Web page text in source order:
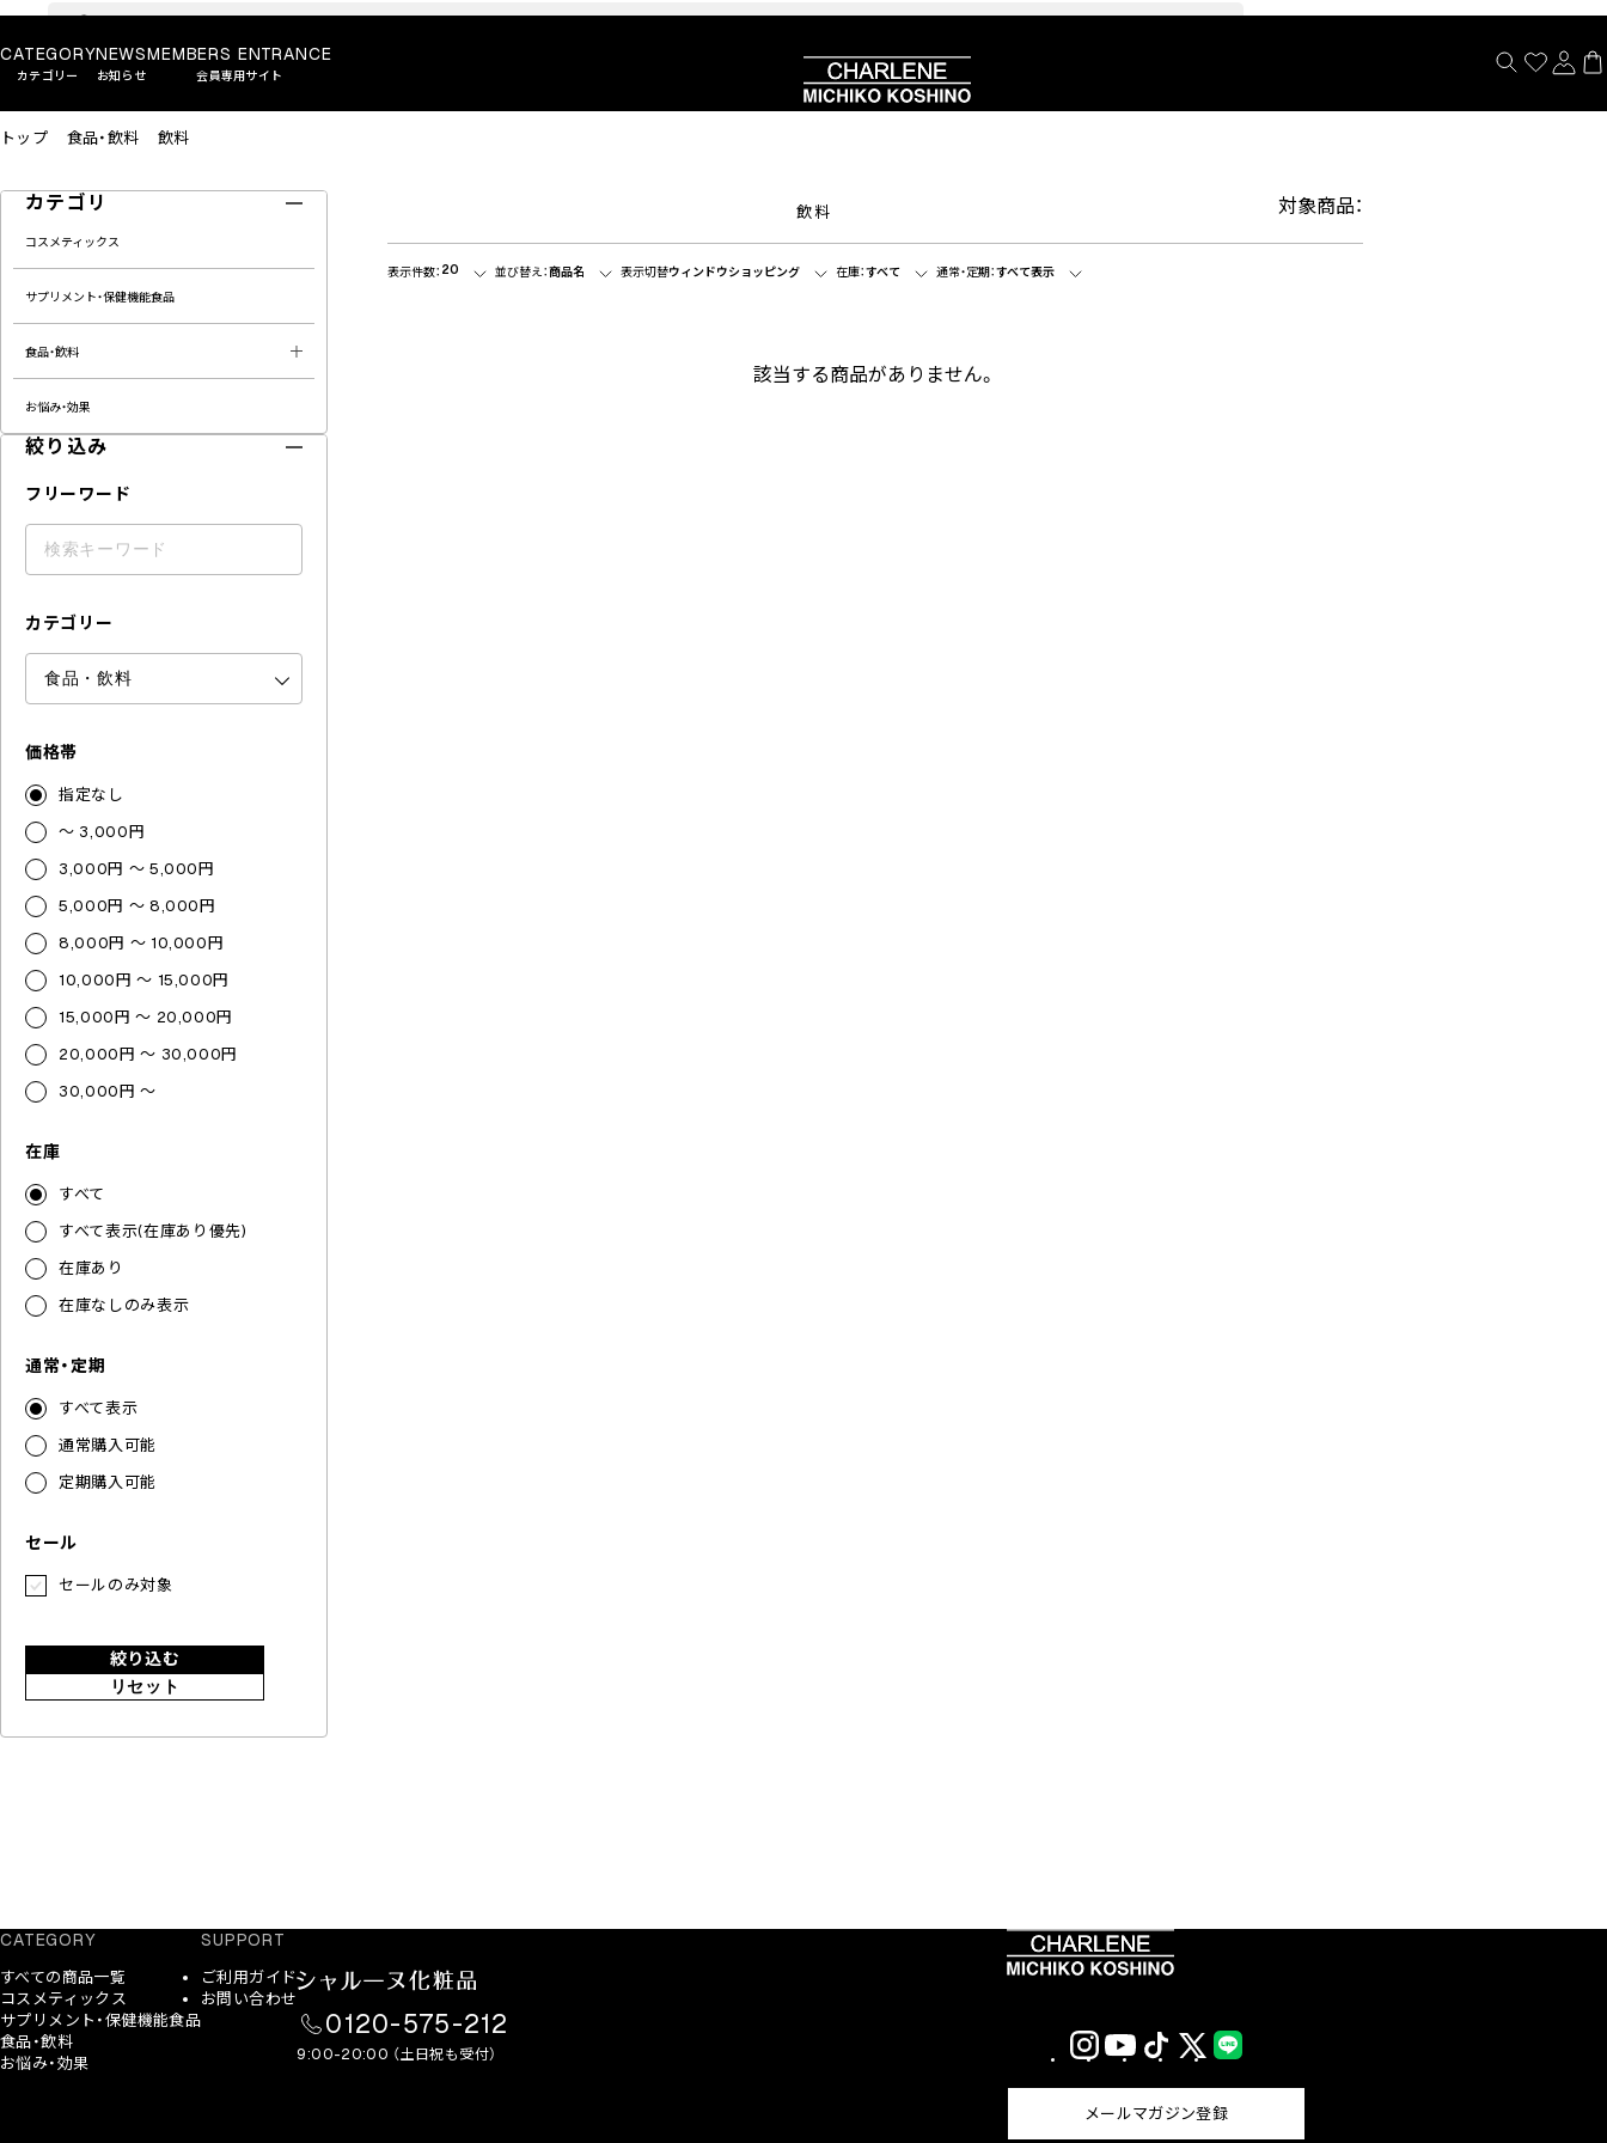
CATEGORY
カテゴリー
NEWS
お知らせ
MEMBERS ENTRANCE
会員専用サイト
トップ 食品・飲料 飲料
カテゴリ
コスメティックス
サプリメント・保健機能食品
食品・飲料
お悩み・効果
絞り込み
フリーワード
カテゴリー
価格帯
指定なし
～ 3,000円
3,000円 ～ 5,000円
5,000円 ～ 8,000円
8,000円 ～ 10,000円
10,000円 ～ 15,000円
15,000円 ～ 20,000円
20,000円 ～ 30,000円
30,000円 ～
在庫
すべて
すべて表示(在庫あり優先)
在庫あり
在庫なしのみ表示
通常・定期
すべて表示
通常購入可能
定期購入可能
セール
セールのみ対象
絞り込む
リセット
飲料 対象商品：
表示件数： 20 並び替え：商品名 表示切替ウィンドウショッピング 在庫：すべて 通常・定期：すべて表示
該当する商品がありません。
CATEGORY
すべての商品一覧
コスメティックス
サプリメント・保健機能食品
食品・飲料
お悩み・効果
SUPPORT
ご利用ガイド
お問い合わせ
0120-575-212
9:00-20:00 （土日祝も受付）
InstagramYouTubeTikTok X
(Twitter)
メールマガジン登録